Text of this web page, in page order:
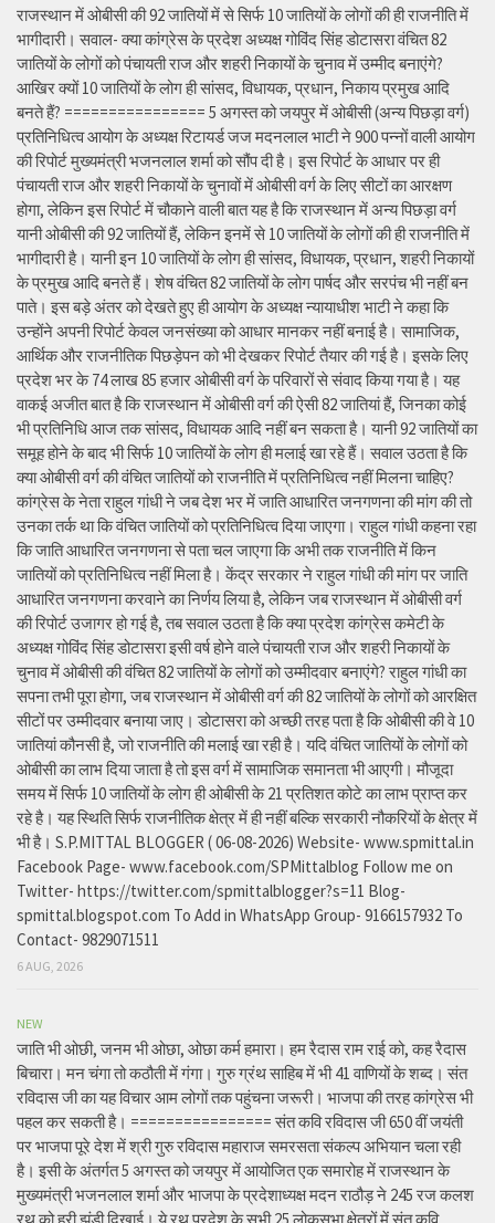
राजस्थान में ओबीसी की 92 जातियों में से सिर्फ 10 जातियों के लोगों की ही राजनीति में
भागीदारी। सवाल- क्या कांग्रेस के प्रदेश अध्यक्ष गोविंद सिंह डोटासरा वंचित 82
जातियों के लोगों को पंचायती राज और शहरी निकायों के चुनाव में उम्मीद बनाएंगे?
आखिर क्यों 10 जातियों के लोग ही सांसद, विधायक, प्रधान, निकाय प्रमुख आदि
बनते हैं? ================ 5 अगस्त को जयपुर में ओबीसी (अन्य पिछड़ा वर्ग)
प्रतिनिधित्व आयोग के अध्यक्ष रिटायर्ड जज मदनलाल भाटी ने 900 पन्नों वाली आयोग
की रिपोर्ट मुख्यमंत्री भजनलाल शर्मा को सौंप दी है। इस रिपोर्ट के आधार पर ही
पंचायती राज और शहरी निकायों के चुनावों में ओबीसी वर्ग के लिए सीटों का आरक्षण
होगा, लेकिन इस रिपोर्ट में चौकाने वाली बात यह है कि राजस्थान में अन्य पिछड़ा वर्ग
यानी ओबीसी की 92 जातियों हैं, लेकिन इनमें से 10 जातियों के लोगों की ही राजनीति में
भागीदारी है। यानी इन 10 जातियों के लोग ही सांसद, विधायक, प्रधान, शहरी निकायों
के प्रमुख आदि बनते हैं। शेष वंचित 82 जातियों के लोग पार्षद और सरपंच भी नहीं बन
पाते। इस बड़े अंतर को देखते हुए ही आयोग के अध्यक्ष न्यायाधीश भाटी ने कहा कि
उन्होंने अपनी रिपोर्ट केवल जनसंख्या को आधार मानकर नहीं बनाई है। सामाजिक,
आर्थिक और राजनीतिक पिछड़ेपन को भी देखकर रिपोर्ट तैयार की गई है। इसके लिए
प्रदेश भर के 74 लाख 85 हजार ओबीसी वर्ग के परिवारों से संवाद किया गया है। यह
वाकई अजीत बात है कि राजस्थान में ओबीसी वर्ग की ऐसी 82 जातियां हैं, जिनका कोई
भी प्रतिनिधि आज तक सांसद, विधायक आदि नहीं बन सकता है। यानी 92 जातियों का
समूह होने के बाद भी सिर्फ 10 जातियों के लोग ही मलाई खा रहे हैं। सवाल उठता है कि
क्या ओबीसी वर्ग की वंचित जातियों को राजनीति में प्रतिनिधित्व नहीं मिलना चाहिए?
कांग्रेस के नेता राहुल गांधी ने जब देश भर में जाति आधारित जनगणना की मांग की तो
उनका तर्क था कि वंचित जातियों को प्रतिनिधित्व दिया जाएगा। राहुल गांधी कहना रहा
कि जाति आधारित जनगणना से पता चल जाएगा कि अभी तक राजनीति में किन
जातियों को प्रतिनिधित्व नहीं मिला है। केंद्र सरकार ने राहुल गांधी की मांग पर जाति
आधारित जनगणना करवाने का निर्णय लिया है, लेकिन जब राजस्थान में ओबीसी वर्ग
की रिपोर्ट उजागर हो गई है, तब सवाल उठता है कि क्या प्रदेश कांग्रेस कमेटी के
अध्यक्ष गोविंद सिंह डोटासरा इसी वर्ष होने वाले पंचायती राज और शहरी निकायों के
चुनाव में ओबीसी की वंचित 82 जातियों के लोगों को उम्मीदवार बनाएंगे? राहुल गांधी का
सपना तभी पूरा होगा, जब राजस्थान में ओबीसी वर्ग की 82 जातियों के लोगों को आरक्षित
सीटों पर उम्मीदवार बनाया जाए। डोटासरा को अच्छी तरह पता है कि ओबीसी की वे 10
जातियां कौनसी है, जो राजनीति की मलाई खा रही है। यदि वंचित जातियों के लोगों को
ओबीसी का लाभ दिया जाता है तो इस वर्ग में सामाजिक समानता भी आएगी। मौजूदा
समय में सिर्फ 10 जातियों के लोग ही ओबीसी के 21 प्रतिशत कोटे का लाभ प्राप्त कर
रहे है। यह स्थिति सिर्फ राजनीतिक क्षेत्र में ही नहीं बल्कि सरकारी नौकरियों के क्षेत्र में
भी है। S.P.MITTAL BLOGGER ( 06-08-2026) Website- www.spmittal.in
Facebook Page- www.facebook.com/SPMittalblog Follow me on
Twitter- https://twitter.com/spmittalblogger?s=11 Blog-
spmittal.blogspot.com To Add in WhatsApp Group- 9166157932 To
Contact- 9829071511
6 AUG, 2026
NEW
जाति भी ओछी, जनम भी ओछा, ओछा कर्म हमारा। हम रैदास राम राई को, कह रैदास
बिचारा। मन चंगा तो कठौती में गंगा। गुरु ग्रंथ साहिब में भी 41 वाणियों के शब्द। संत
रविदास जी का यह विचार आम लोगों तक पहुंचना जरूरी। भाजपा की तरह कांग्रेस भी
पहल कर सकती है। ================ संत कवि रविदास जी 650 वीं जयंती
पर भाजपा पूरे देश में श्री गुरु रविदास महाराज समरसता संकल्प अभियान चला रही
है। इसी के अंतर्गत 5 अगस्त को जयपुर में आयोजित एक समारोह में राजस्थान के
मुख्यमंत्री भजनलाल शर्मा और भाजपा के प्रदेशाध्यक्ष मदन राठौड़ ने 245 रज कलश